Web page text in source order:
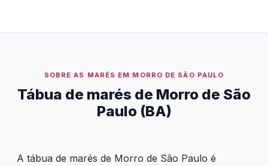
SOBRE AS MARÉS EM MORRO DE SÃO PAULO
Tábua de marés de Morro de São
Paulo (BA)
A tábua de marés de Morro de São Paulo é